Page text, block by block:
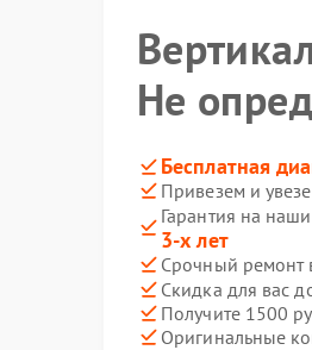
Не
Бесплатная
Привезем и
Гарантия на
3-х лет
Срочный ремонт
Скидка для вас
Получите 1500
Оригинальные